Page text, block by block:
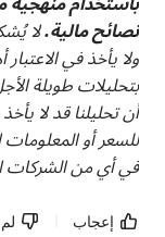
نصائح مالية.لا
ولا يأخذ في
بتحليلات طويلة
أن تحليلنا قد لا
في أي من الشركات
إعجاب